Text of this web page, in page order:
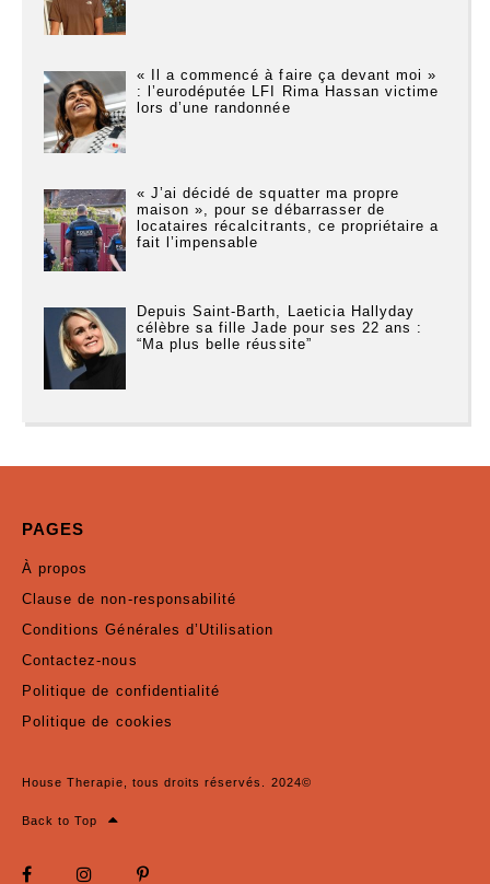
« Il a commencé à faire ça devant moi »
: l’eurodéputée LFI Rima Hassan victime
lors d’une randonnée
« J’ai décidé de squatter ma propre
maison », pour se débarrasser de
locataires récalcitrants, ce propriétaire a
fait l’impensable
Depuis Saint-Barth, Laeticia Hallyday
célèbre sa fille Jade pour ses 22 ans :
“Ma plus belle réussite”
PAGES
À propos
Clause de non-responsabilité
Conditions Générales d’Utilisation
Contactez-nous
Politique de confidentialité
Politique de cookies
House Therapie, tous droits réservés. 2024©
Back to Top